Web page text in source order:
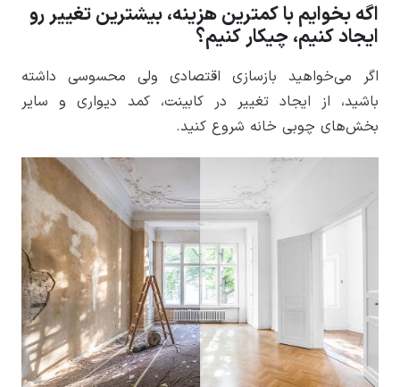
اگه بخوایم با کمترین هزینه، بیشترین تغییر رو
ایجاد کنیم، چیکار کنیم؟
اگر می‌خواهید بازسازی اقتصادی ولی محسوسی داشته
باشید، از ایجاد تغییر در کابینت، کمد دیواری و سایر
بخش‌های چوبی خانه شروع کنید.